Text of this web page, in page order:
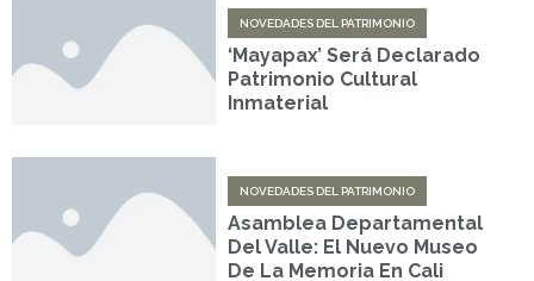
NOVEDADES DEL PATRIMONIO
‘Mayapax’ Será Declarado
Patrimonio Cultural
Inmaterial
NOVEDADES DEL PATRIMONIO
Asamblea Departamental
Del Valle: El Nuevo Museo
De La Memoria En Cali